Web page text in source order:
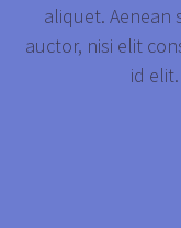
aliquet. Aenean
auctor, nisi elit
id